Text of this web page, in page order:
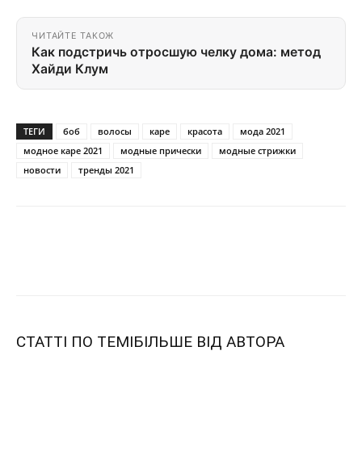
ЧИТАЙТЕ ТАКОЖ
Как подстричь отросшую челку дома: метод
Хайди Клум
ТЕГИ боб волосы каре красота
мода 2021
модное каре 2021
модные прически
модные стрижки
новости
тренды 2021
СТАТТІ ПО ТЕМІБІЛЬШЕ ВІД АВТОРА